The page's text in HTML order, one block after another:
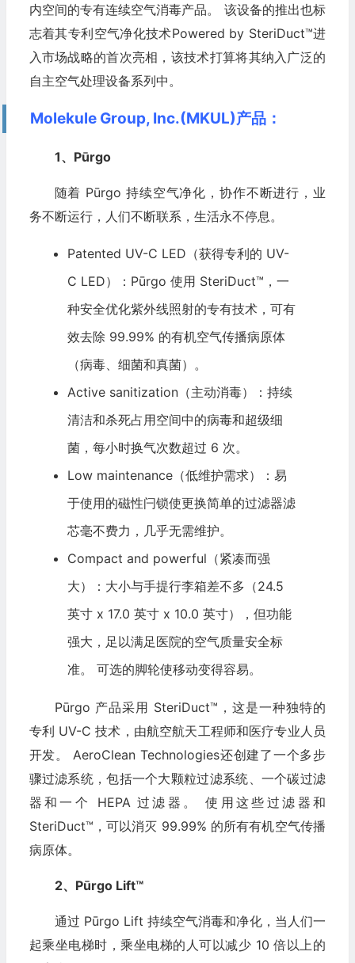
内空间的专有连续空气消毒产品。 该设备的推出也标
志着其专利空气净化技术Powered by SteriDuct™进
入市场战略的首次亮相，该技术打算将其纳入广泛的
自主空气处理设备系列中。
Molekule Group, Inc.(MKUL)产品：
1、Pūrgo
随着 Pūrgo 持续空气净化，协作不断进行，业
务不断运行，人们不断联系，生活永不停息。
Patented UV-C LED（获得专利的 UV-
C LED）：Pūrgo 使用 SteriDuct™，一
种安全优化紫外线照射的专有技术，可有
效去除 99.99% 的有机空气传播病原体
（病毒、细菌和真菌）。
Active sanitization（主动消毒）：持续
清洁和杀死占用空间中的病毒和超级细
菌，每小时换气次数超过 6 次。
Low maintenance（低维护需求）：易
于使用的磁性闩锁使更换简单的过滤器滤
芯毫不费力，几乎无需维护。
Compact and powerful（紧凑而强
大）：大小与手提行李箱差不多（24.5
英寸 x 17.0 英寸 x 10.0 英寸），但功能
强大，足以满足医院的空气质量安全标
准。 可选的脚轮使移动变得容易。
Pūrgo 产品采用 SteriDuct™，这是一种独特的
专利 UV-C 技术，由航空航天工程师和医疗专业人员
开发。 AeroClean Technologies还创建了一个多步
骤过滤系统，包括一个大颗粒过滤系统、一个碳过滤
器和一个 HEPA 过滤器。 使用这些过滤器和
SteriDuct™，可以消灭 99.99% 的所有有机空气传播
病原体。
2、Pūrgo Lift™
通过 Pūrgo Lift 持续空气消毒和净化，当人们一
起乘坐电梯时，乘坐电梯的人可以减少 10 倍以上的